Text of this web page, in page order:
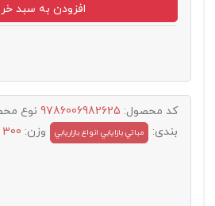
افزودن به سبد
کد محصول: 9786006982625 نوع
بندی:
مباتي بازايابي انواع بازاريابي وزن: 300 گرم